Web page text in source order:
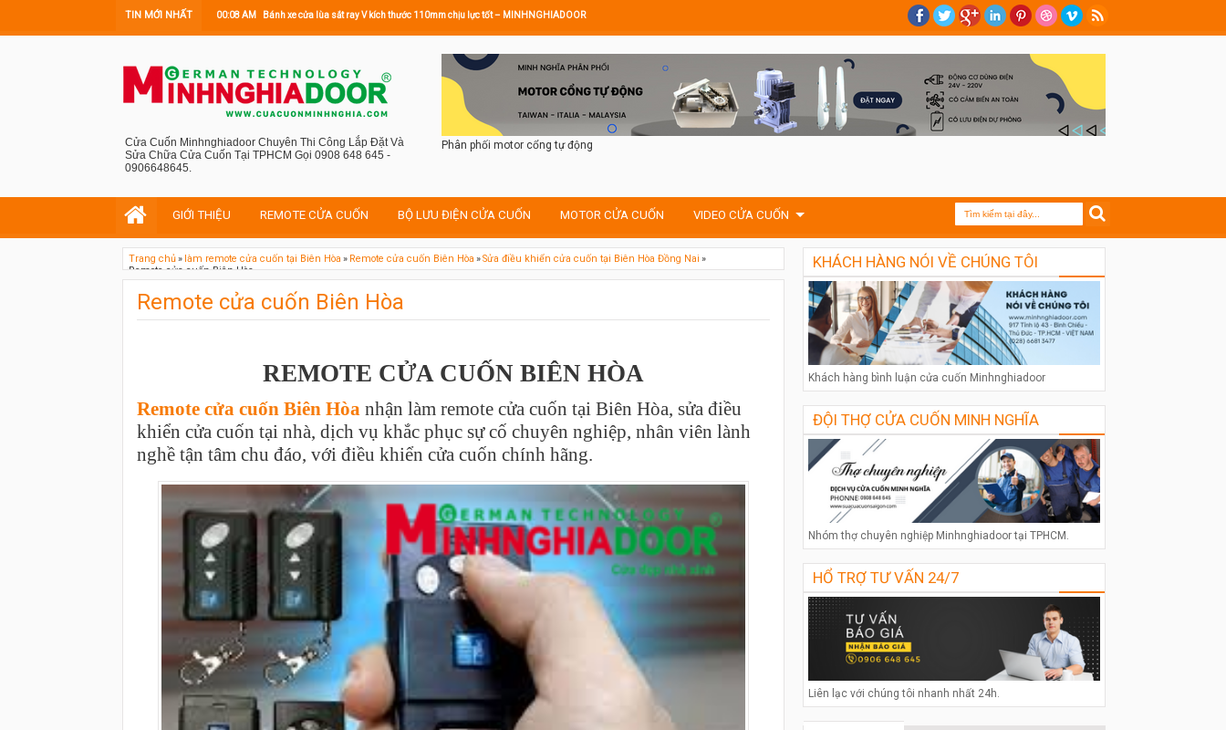
TIN MỚI NHẤT 00:08 AM Bánh xe cửa lùa sắt ray V kích thước 110mm chịu lực tốt – MINHNGHIADOOR
Cửa Cuốn Minhnghiadoor Chuyên Thi Công Lắp Đặt Và
Sửa Chữa Cửa Cuốn Tại TPHCM Gọi 0908 648 645 -
0906648645.
Phân phối motor cổng tự động
GIỚI THIỆU REMOTE CỬA CUỐN BỘ LƯU ĐIỆN CỬA CUỐN MOTOR CỬA CUỐN VIDEO CỬA CUỐN
Trang chủ» làm remote cửa cuốn tại Biên Hòa » Remote cửa cuốn Biên Hòa »Sửa điều khiển cửa cuốn tại Biên Hòa Đồng Nai »
Remote cửa cuốn Biên Hòa
Remote cửa cuốn Biên Hòa
REMOTE CỬA CUỐN BIÊN HÒA
Remote cửa cuốn Biên Hòa nhận làm remote cửa cuốn tại Biên Hòa, sửa điều
khiển cửa cuốn tại nhà, dịch vụ khắc phục sự cố chuyên nghiệp, nhân viên lành
nghề tận tâm chu đáo, với điều khiển cửa cuốn chính hãng.
KHÁCH HÀNG NÓI VỀ CHÚNG TÔI
Khách hàng bình luận cửa cuốn Minhnghiadoor
ĐỘI THỢ CỬA CUỐN MINH NGHĨA
Nhóm thợ chuyên nghiệp Minhnghiadoor tại TPHCM.
HỔ TRỢ TƯ VẤN 24/7
Liên lạc với chúng tôi nhanh nhất 24h.